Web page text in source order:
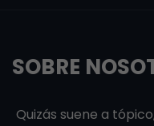
SOBRE
Quizás suene a